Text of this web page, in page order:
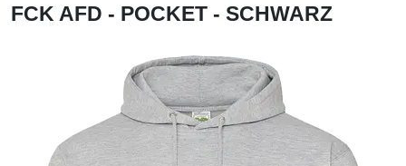
FCK AFD - POCKET - SCHWARZ